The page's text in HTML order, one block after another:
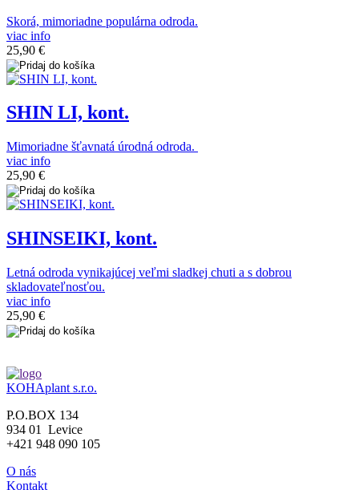
Skorá, mimoriadne populárna odroda.
viac info
25,90 €
SHIN LI, kont.
Mimoriadne šťavnatá úrodná odroda.
viac info
25,90 €
SHINSEIKI, kont.
Letná odroda vynikajúcej veľmi sladkej chuti a s dobrou
skladovateľnosťou.
viac info
25,90 €
KOHAplant s.r.o.
P.O.BOX 134
934 01 Levice
+421 948 090 105
O nás
Kontakt